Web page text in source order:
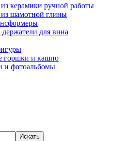
керамики ручной работы
шамотной глины
для вина
горшки и кашпо
и фотоальбомы